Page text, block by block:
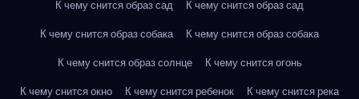
К чему снится образ сад
К чему снится образ сад
К чему снится образ собака
К чему снится образ собака
К чему снится образ солнце
К чему снится огонь
К чему снится окно
К чему снится ребенок
К чему снится река